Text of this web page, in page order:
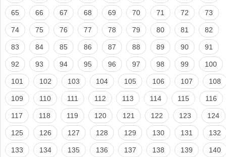
65 66 67 68 69 70 71 72 73
74 75 76 77 78 79 80 81 82
83 84 85 86 87 88 89 90 91
92 93 94 95 96 97 98 99 100
101 102 103 104 105 106 107 108
109 110 111 112 113 114 115 116
117 118 119 120 121 122 123 124
125 126 127 128 129 130 131 132
133 134 135 136 137 138 139 140